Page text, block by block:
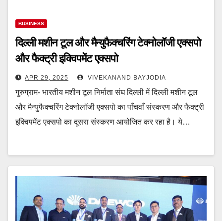
BUSINESS
दिल्ली मशीन टूल और मैन्युफैक्चरिंग टेक्नोलॉजी एक्सपो
और फैक्ट्री इक्विपमेंट एक्सपो
APR 29, 2025 VIVEKANAND BAYJODIA
गुरुग्राम- भारतीय मशीन टूल निर्माता संघ दिल्ली में दिल्ली मशीन टूल
और मैन्युफैक्चरिंग टेक्नोलॉजी एक्सपो का पाँचवाँ संस्करण और फैक्ट्री
इक्विपमेंट एक्सपो का दूसरा संस्करण आयोजित कर रहा है। ये…